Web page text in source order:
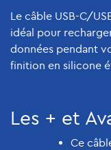
Le câble USB-C/
idéal pour
données pendant
finition en silicone
Les + et
Ce